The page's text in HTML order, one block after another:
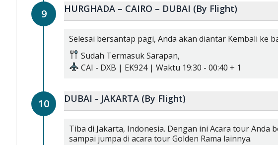
9 HURGHADA – CAIRO – DUBAI (By Flight)
Selesai bersantap pagi, Anda akan diantar Kembali ke
Sudah TermasukSarapan,
CAI - DXB | EK924| Waktu 19:30 - 00:40 + 1
10 DUBAI - JAKARTA (By Flight)
Tiba di Jakarta, Indonesia. Dengan ini Acara tour Anda
sampai jumpa di acara tour Golden Rama lainnya.